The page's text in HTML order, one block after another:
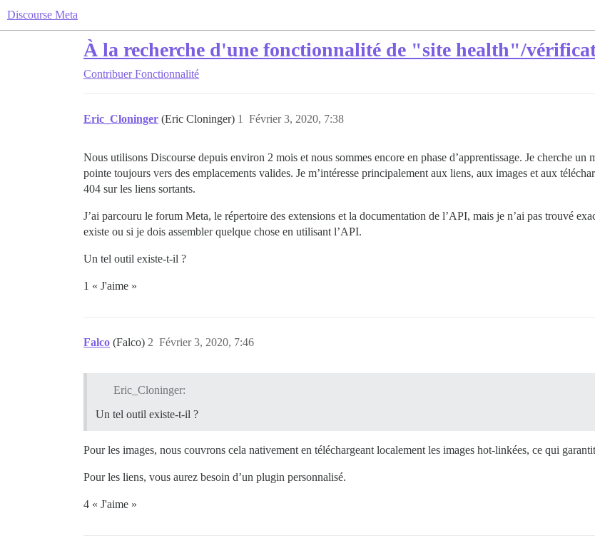
Discourse Meta
À la recherche d'une fonctionnalité de "site health"/
Contribuer Fonctionnalité
Eric_Cloninger (Eric Cloninger) Février 3, 2020, 7:38
1
Nous utilisons Discourse depuis environ 2 mois et nous sommes encore en phase d’apprentissage. Je cherche
pointe toujours vers des emplacements valides. Je m’intéresse principalement aux liens, aux images et aux
404 sur les liens sortants.
J’ai parcouru le forum Meta, le répertoire des extensions et la documentation de l’API, mais je n’ai pas trouvé
existe ou si je dois assembler quelque chose en utilisant l’API.
Un tel outil existe-t-il ?
1 « J'aime »
Falco (Falco) Février 3, 2020, 7:46
2
Eric_Cloninger:
Un tel outil existe-t-il ?
Pour les images, nous couvrons cela nativement en téléchargeant localement les images hot-linkées, ce qui
Pour les liens, vous aurez besoin d’un plugin personnalisé.
4 « J'aime »